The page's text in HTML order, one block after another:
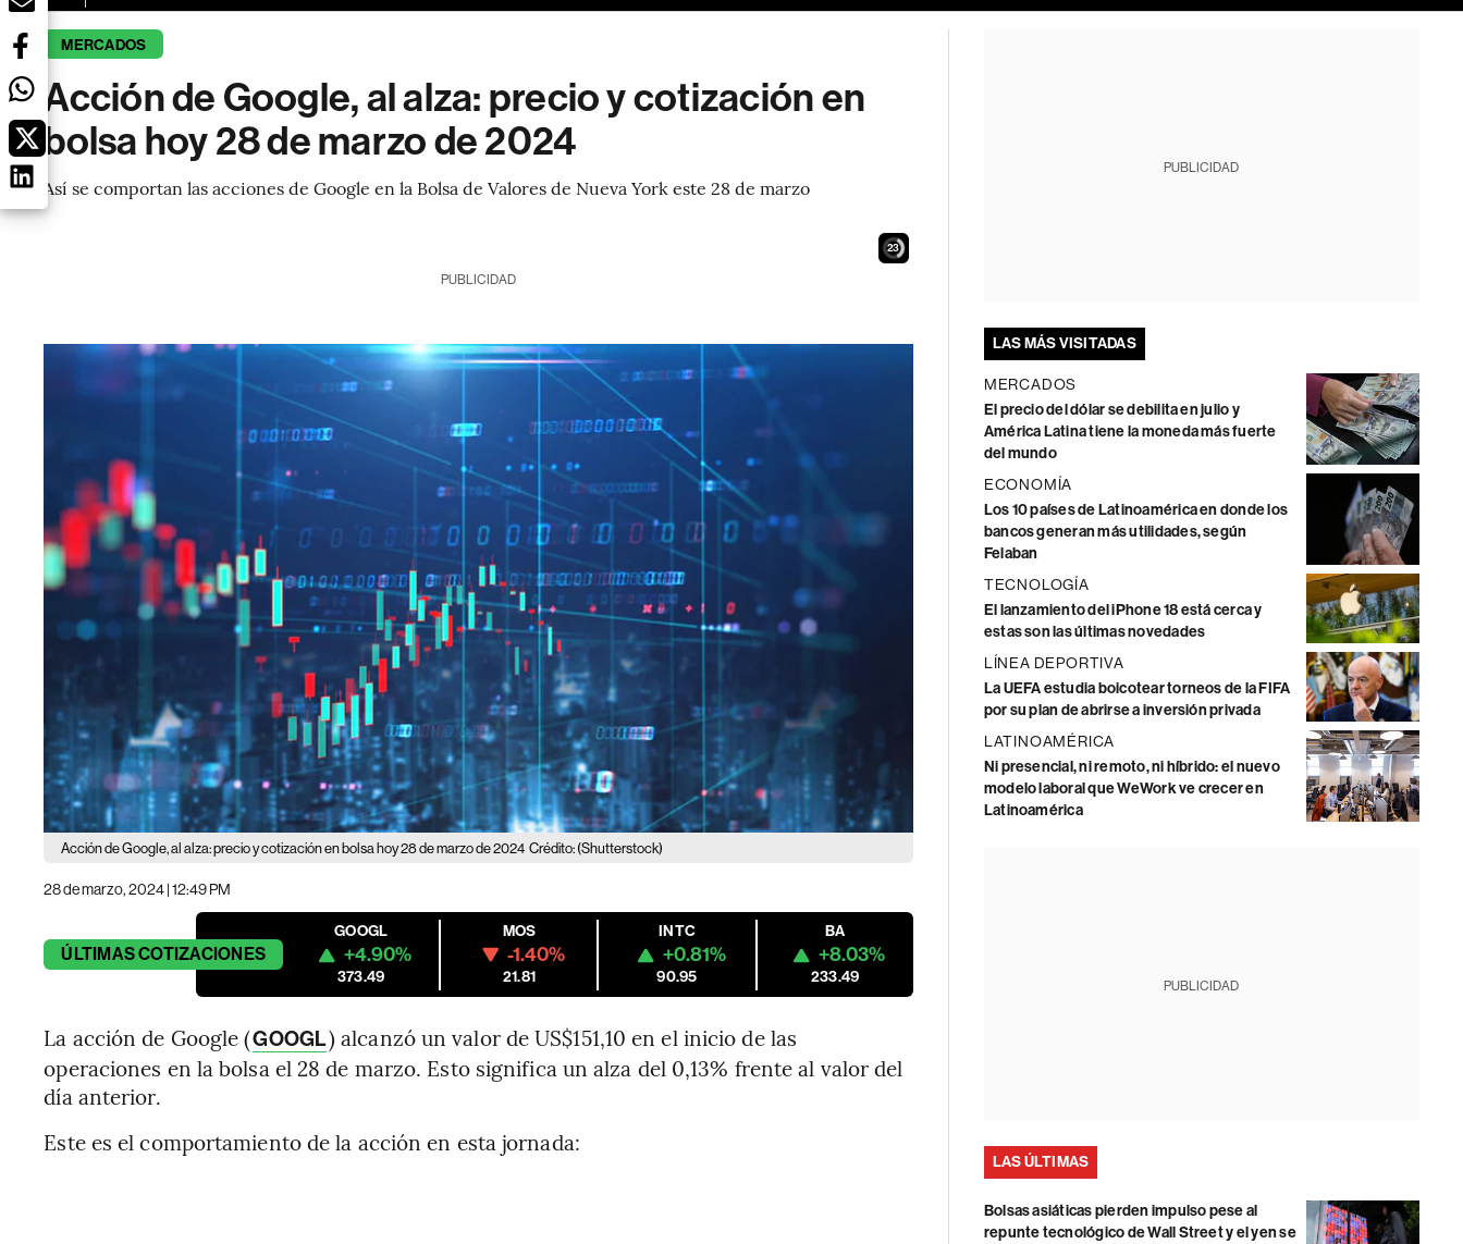
MERCADOS
Acción de Google, al alza: precio y cotización en
bolsa hoy 28 de marzo de 2024
Así se comportan las acciones de Google en la Bolsa de Valores de Nueva York este 28 de marzo
21
PUBLICIDAD
Acción de Google, al alza: precio y cotización en bolsa hoy 28 de marzo de 2024 Crédito: (Shutterstock)
28 de marzo, 2024 | 12:49 PM
ÚLTIMASCOTIZACIONES
GOOGL
+4.90%
373.49
MOS
-1.40%
21.81
INTC
+0.81%
90.95
BA
+8.03%
233.49
La acción de Google (GOOGL) alcanzó un valor de US$151,10 en el inicio de las
operaciones en la bolsa el 28 de marzo. Esto significa un alza del 0,13% frente al valor del
día anterior.
Este es el comportamiento de la acción en esta jornada:
PUBLICIDAD
LAS MÁS VISITADAS
MERCADOS
El precio del dólar se debilita en julio y
América Latina tiene la moneda más fuerte
del mundo
ECONOMÍA
Los 10 países de Latinoamérica en donde los
bancos generan más utilidades, según
Felaban
TECNOLOGÍA
El lanzamiento del iPhone 18 está cerca y
estas son las últimas novedades
LÍNEA DEPORTIVA
La UEFA estudia boicotear torneos de la FIFA
por su plan de abrirse a inversión privada
LATINOAMÉRICA
Ni presencial, ni remoto, ni híbrido: el nuevo
modelo laboral que WeWork ve crecer en
Latinoamérica
PUBLICIDAD
LAS ÚLTIMAS
Bolsas asiáticas pierden impulso pese al
repunte tecnológico de Wall Street y el yen se